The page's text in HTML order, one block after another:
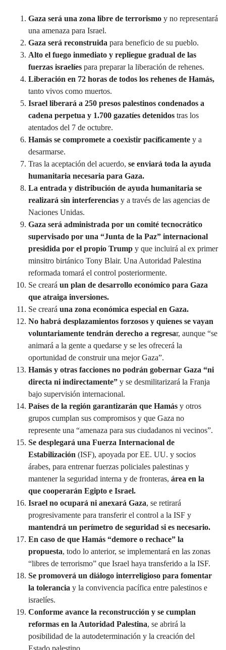
Gaza será una zona libre de terrorismo y no representará
una amenaza para Israel.
Gaza será reconstruida para beneficio de su pueblo.
Alto el fuego inmediato y repliegue gradual de las
fuerzas israelíes para preparar la liberación de rehenes.
Liberación en 72 horas de todos los rehenes de Hamás,
tanto vivos como muertos.
Israel liberará a 250 presos palestinos condenados a
cadena perpetua y 1.700 gazatíes detenidos tras los
atentados del 7 de octubre.
Hamás se compromete a coexistir pacíficamente y a
desarmarse.
Tras la aceptación del acuerdo, se enviará toda la ayuda
humanitaria necesaria para Gaza.
La entrada y distribución de ayuda humanitaria se
realizará sin interferencias y a través de las agencias de
Naciones Unidas.
Gaza será administrada por un comité tecnocrático
supervisado por una “Junta de la Paz” internacional
presidida por el propio Trump y que incluirá al ex primer
minsitro birtánico Tony Blair. Una Autoridad Palestina
reformada tomará el control posteriormente.
Se creará un plan de desarrollo económico para Gaza
que atraiga inversiones.
Se creará una zona económica especial en Gaza.
No habrá desplazamientos forzosos y quienes se vayan
voluntariamente tendrán derecho a regresar, aunque “se
animará a la gente a quedarse y se les ofrecerá la
oportunidad de construir una mejor Gaza”.
Hamás y otras facciones no podrán gobernar Gaza “ni
directa ni indirectamente” y se desmilitarizará la Franja
bajo supervisión internacional.
Países de la región garantizarán que Hamás y otros
grupos cumplan sus compromisos y que Gaza no
represente una “amenaza para sus ciudadanos ni vecinos”.
Se desplegará una Fuerza Internacional de
Estabilización (ISF), apoyada por EE. UU. y socios
árabes, para entrenar fuerzas policiales palestinas y
mantener la seguridad interna y de fronteras, área en la
que cooperarán Egipto e Israel.
Israel no ocupará ni anexará Gaza, se retirará
progresivamente para transferir el control a la ISF y
mantendrá un perímetro de seguridad si es necesario.
En caso de que Hamás “demore o rechace” la
propuesta, todo lo anterior, se implementará en las zonas
“libres de terrorismo” que Israel haya transferido a la ISF.
Se promoverá un diálogo interreligioso para fomentar
la tolerancia y la convivencia pacífica entre palestinos e
israelíes.
Conforme avance la reconstrucción y se cumplan
reformas en la Autoridad Palestina, se abrirá la
posibilidad de la autodeterminación y la creación del
Estado palestino.